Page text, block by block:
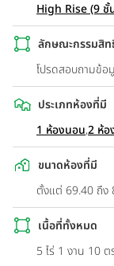
High Rise (9 ชั้
ลักษณะกรรมสิท
โปรดสอบถามข้อ
ประเภทห้องที่มี
1 ห้องนอน,2 ห้อ
ขนาดห้องที่มี
ตั้งแต่ 69.40 ถึง
เนื้อที่ทั้งหมด
5 ไร่ 1 งาน 10 ต